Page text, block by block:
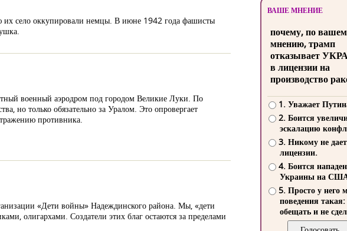
их село оккупировали немцы. В июне 1942 года фашисты
военный аэродром под городом Великие Луки. По
но только обязательно за Уралом. Это опровергает
противника.
«Дети войны» Надеждинского района. Мы, «дети
олигархами. Создатели этих благ остаются за пределами
ВАШЕ МНЕНИЕ
почему, по
мнению, трамп
отказывает
в лицензии на
производство
1. Уважает
2. Боится
эскалацию
3. Никому не
лицензии.
4. Боится
Украины на
5. Просто у него
поведения такая:
обещать и не